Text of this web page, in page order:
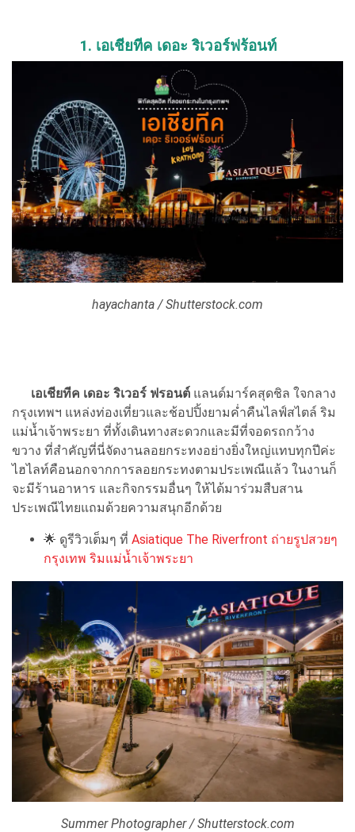
1. เอเชียทีค เดอะ ริเวอร์ฟร้อนท์
hayachanta / Shutterstock.com
เอเชียทีค เดอะ ริเวอร์ ฟรอนต์ แลนด์มาร์คสุดชิล ใจกลาง
กรุงเทพฯ แหล่งท่องเที่ยวและช้อปปิ้งยามค่ำคืนไลฟ์สไตล์ ริม
แม่น้ำเจ้าพระยา ที่ทั้งเดินทางสะดวกและมีที่จอดรถกว้าง
ขวาง ที่สำคัญที่นี่จัดงานลอยกระทงอย่างยิ่งใหญ่แทบทุกปีค่ะ
ไฮไลท์คือนอกจากการลอยกระทงตามประเพณีแล้ว ในงานก็
จะมีร้านอาหาร และกิจกรรมอื่นๆ ให้ได้มาร่วมสืบสาน
ประเพณีไทยแถมด้วยความสนุกอีกด้วย
🌟 ดูรีวิวเต็มๆ ที่ Asiatique The Riverfront ถ่ายรูปสวยๆ
กรุงเทพ ริมแม่น้ำเจ้าพระยา
Summer Photographer / Shutterstock.com